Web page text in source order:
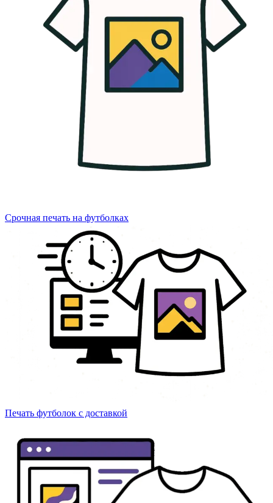
Срочная печать на футболках
Печать футболок с доставкой